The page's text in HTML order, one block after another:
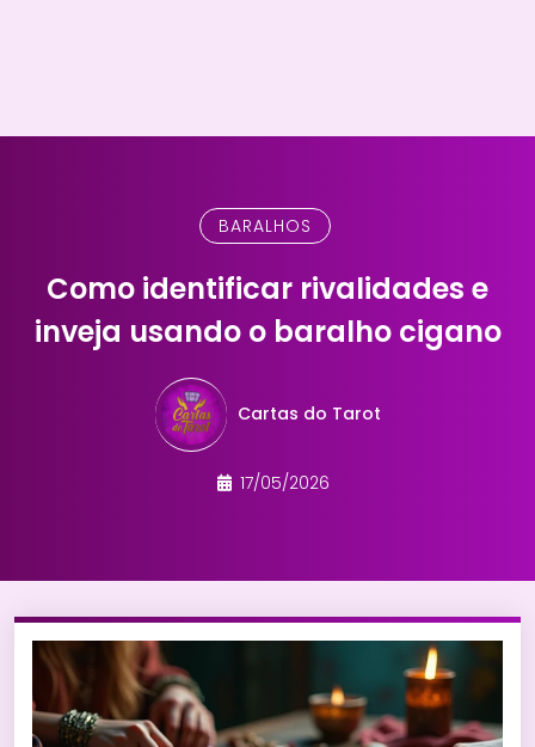
BARALHOS
Como identificar rivalidades e
inveja usando o baralho cigano
Cartas do Tarot
17/05/2026